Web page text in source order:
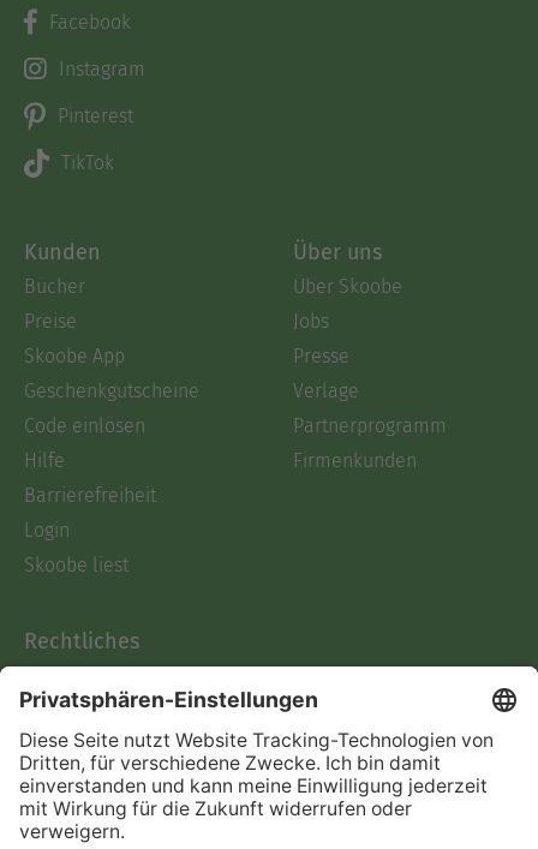
Facebook
Instagram
Pinterest
TikTok
Kunden
Bücher
Preise
Skoobe App
Geschenkgutscheine
Code einlösen
Hilfe
Barrierefreiheit
Login
Skoobe liest
Über uns
Über Skoobe
Jobs
Presse
Verlage
Partnerprogramm
Firmenkunden
Rechtliches
AGB
Informationen nach Data
Act
Verträge hier kündigen
Impressum